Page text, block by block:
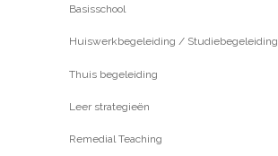
Basisschool
Huiswerkbegeleiding / Studiebegeleiding
Thuis begeleiding
Leer strategieën
Remedial Teaching